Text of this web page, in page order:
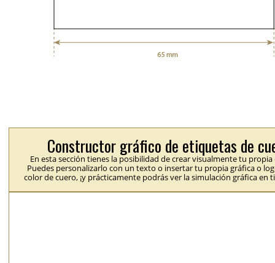
Constructor gráfico de etiquetas de
En esta sección tienes la posibilidad de crear visualmente tu
Puedes personalizarlo con un texto o insertar tu propia gráfica o
color de cuero, ¡y prácticamente podrás ver la simulación gráfica en